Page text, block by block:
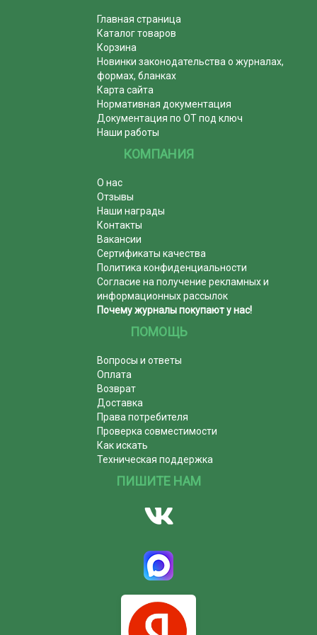
Главная страница
Каталог товаров
Корзина
Новинки законодательства о журналах,
формах, бланках
Карта сайта
Нормативная документация
Документация по ОТ под ключ
Наши работы
КОМПАНИЯ
О нас
Отзывы
Наши награды
Контакты
Вакансии
Сертификаты качества
Политика конфиденциальности
Согласие на получение рекламных и
информационных рассылок
Почему журналы покупают у нас!
ПОМОЩЬ
Вопросы и ответы
Оплата
Возврат
Доставка
Права потребителя
Проверка совместимости
Как искать
Техническая поддержка
ПИШИТЕ НАМ